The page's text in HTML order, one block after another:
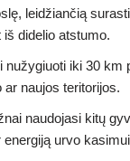
leidžiančią
didelio atstumo.
nužygiuoti iki 30 km
naujos teritorijos.
naudojasi kitų
urvo